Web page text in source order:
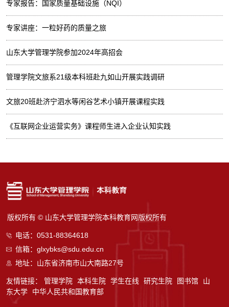
专家报告：国家质量基础设施（NQI）
专家讲座：一粒好药的质量之旅
山东大学管理学院参加2024年高招会
管理学院文旅系21级本科班赴九如山开展实践调研
文旅20班赴济宁泗水等闲谷艺术小镇开展课程实践
《互联网企业运营实务》课程师生进入企业认知实践
版权所有 © 山东大学管理学院本科教育网版权所有
电话：0531-88364618
信箱：glxybks@sdu.edu.cn
地址：山东省济南市山大南路27号
友情链接： 管理学院 本科生院 学生在线 研究生院 图书馆
山
东大学
中华人民共和国教育部